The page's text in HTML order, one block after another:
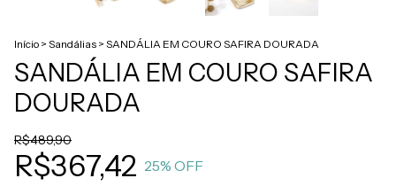
Início > Sandálias > SANDÁLIA EM COURO SAFIRA DOURADA
SANDÁLIA EM COURO SAFIRA
DOURADA
R$489,90
R$367,42 25% OFF